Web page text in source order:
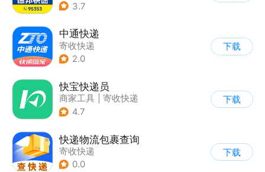
3.7
中通快递
寄收快递
2.0
下载
快宝快递员
商家工具
寄收快递
4.7
下载
快递物流包裹查询
寄收快递
0.0
下载